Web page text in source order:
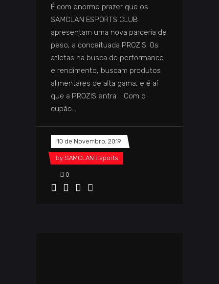
É com enorme prazer que os
SAMCLAN ESPORTS CLUB
apresentam uma nova parceria de
peso, a conceituada PROZIS. Os
atletas na busca de performance
e rendimento, buscam produtos
alimentares de alta gama, e é aí
que a PROZIS entra. Com o
cupão
10 de Novembro, 2019
by SAMCLAN Esports
0